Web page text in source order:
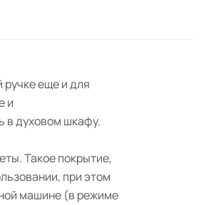
еще и для
и
в духовом шкафу.
Такое покрытие,
при этом
машине (в режиме